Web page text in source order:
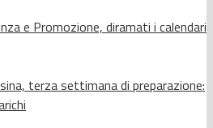
e Promozione, diramati i calendari
terza settimana di preparazione: